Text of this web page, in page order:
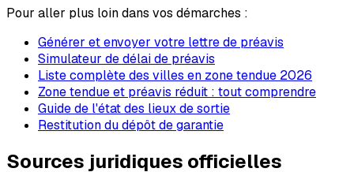
Pour aller plus loin dans vos démarches :
Générer et envoyer votre lettre de préavis
Simulateur de délai de préavis
Liste complète des villes en zone tendue 2026
Zone tendue et préavis réduit : tout comprendre
Guide de l'état des lieux de sortie
Restitution du dépôt de garantie
Sources juridiques officielles